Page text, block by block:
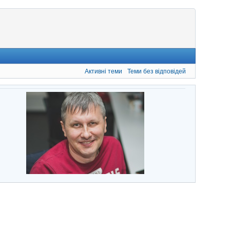
Активні теми Теми без відповідей